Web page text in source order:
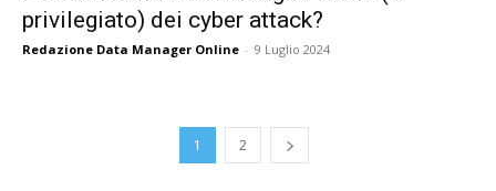
privilegiato) dei cyber attack?
Redazione Data Manager Online - 9 Luglio 2024
1 2